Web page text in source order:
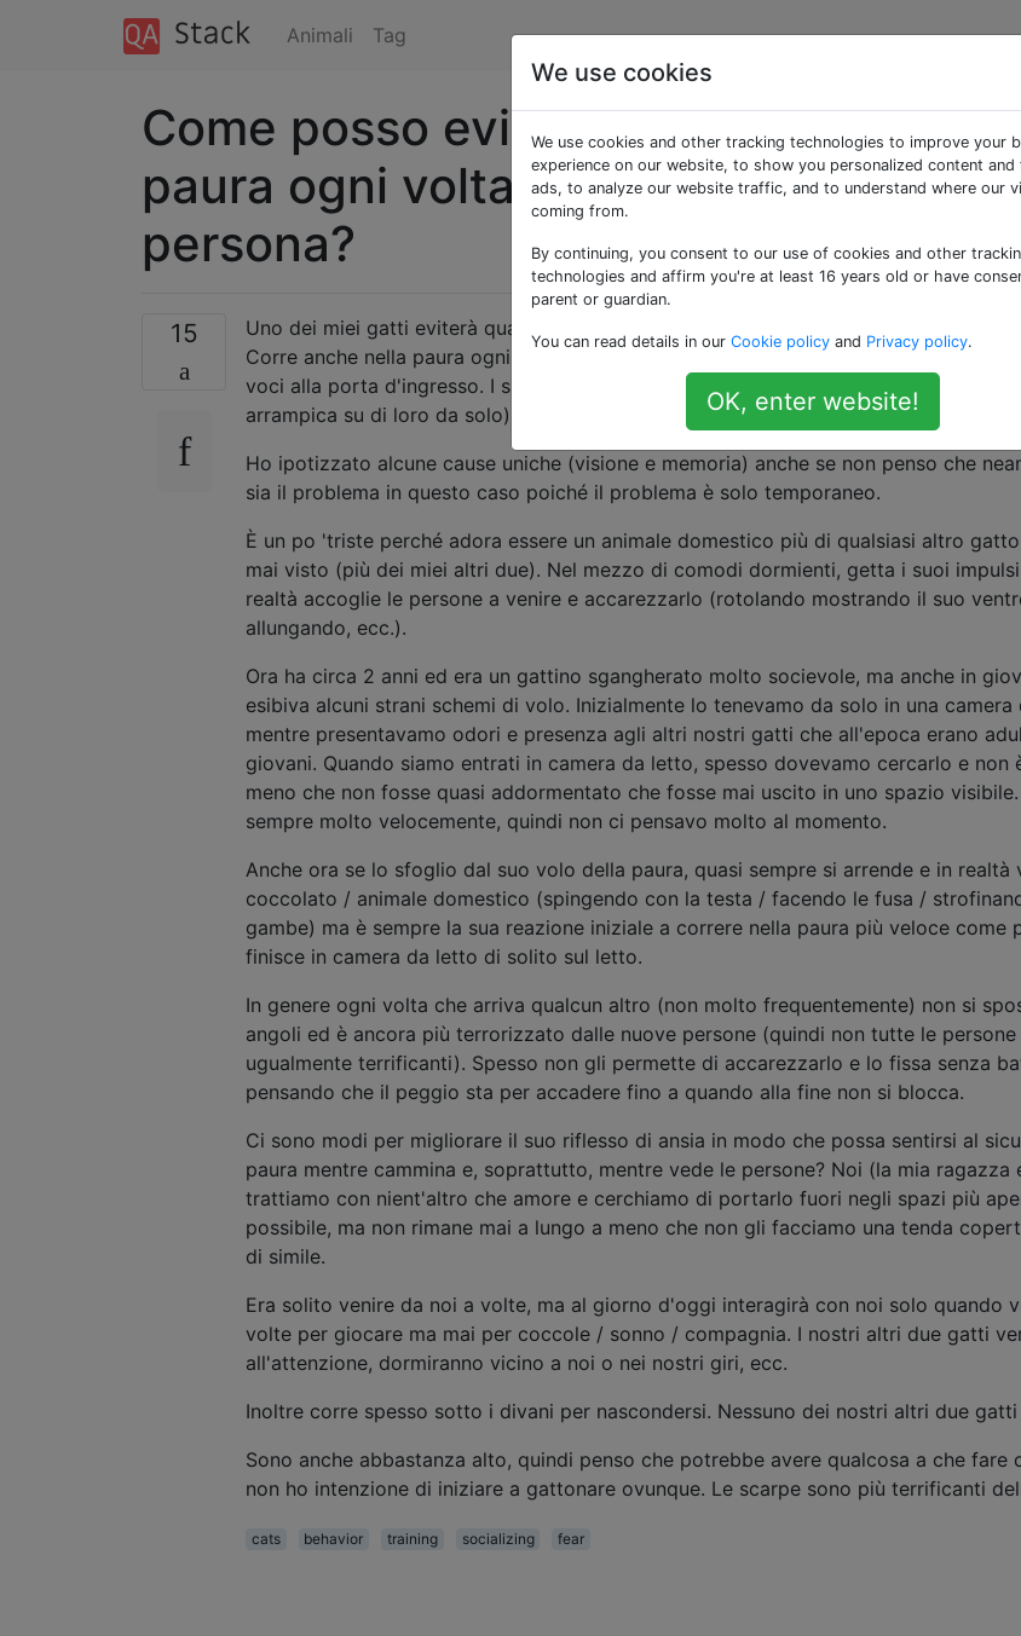
Animali Tag
Come posso evitare che il mio gatto
paura ogni volta che vede o sente
persona?
15
Uno dei miei gatti eviterà qualsiasi parte centrale della casa o li attraverserà molto
Corre anche nella paura ogni volta che qualcuno entra nella stanza in cui si trova o
voci alla porta d'ingresso. I suoi punti preferiti sono angoli oscuri appartati o sotto
arrampica su di loro da solo).
Ho ipotizzato alcune cause uniche (visione e memoria) anche se non penso che
sia il problema in questo caso poiché il problema è solo temporaneo.
È un po 'triste perché adora essere un animale domestico più di qualsiasi altro
mai visto (più dei miei altri due). Nel mezzo di comodi dormienti, getta i suoi
realtà accoglie le persone a venire e accarezzarlo (rotolando mostrando il suo
allungando, ecc.).
Ora ha circa 2 anni ed era un gattino sgangherato molto socievole, ma anche in
esibiva alcuni strani schemi di volo. Inizialmente lo tenevamo da solo in una camera
mentre presentavamo odori e presenza agli altri nostri gatti che all'epoca erano
giovani. Quando siamo entrati in camera da letto, spesso dovevamo cercarlo e non
meno che non fosse quasi addormentato che fosse mai uscito in uno spazio visibile.
sempre molto velocemente, quindi non ci pensavo molto al momento.
Anche ora se lo sfoglio dal suo volo della paura, quasi sempre si arrende e in realtà
coccolato / animale domestico (spingendo con la testa / facendo le fusa /
gambe) ma è sempre la sua reazione iniziale a correre nella paura più veloce come
finisce in camera da letto di solito sul letto.
In genere ogni volta che arriva qualcun altro (non molto frequentemente) non si
angoli ed è ancora più terrorizzato dalle nuove persone (quindi non tutte le persone
ugualmente terrificanti). Spesso non gli permette di accarezzarlo e lo fissa senza
pensando che il peggio sta per accadere fino a quando alla fine non si blocca.
Ci sono modi per migliorare il suo riflesso di ansia in modo che possa sentirsi al
paura mentre cammina e, soprattutto, mentre vede le persone? Noi (la mia ragazza
trattiamo con nient'altro che amore e cerchiamo di portarlo fuori negli spazi più
possibile, ma non rimane mai a lungo a meno che non gli facciamo una tenda
di simile.
Era solito venire da noi a volte, ma al giorno d'oggi interagirà con noi solo quando
volte per giocare ma mai per coccole / sonno / compagnia. I nostri altri due gatti
all'attenzione, dormiranno vicino a noi o nei nostri giri, ecc.
Inoltre corre spesso sotto i divani per nascondersi. Nessuno dei nostri altri due
Sono anche abbastanza alto, quindi penso che potrebbe avere qualcosa a che fare
non ho intenzione di iniziare a gattonare ovunque. Le scarpe sono più terrificanti
cats behavior training socializing fear
We use cookies
We use cookies and other tracking technologies to improve your
experience on our website, to show you personalized content and
ads, to analyze our website traffic, and to understand where our
coming from.
By continuing, you consent to our use of cookies and other
technologies and affirm you're at least 16 years old or have
parent or guardian.
You can read details in our Cookie policy and Privacy policy.
OK, enter website!